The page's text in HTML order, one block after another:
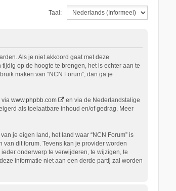
e
Taal:
Als je niet akkoord gaat met deze
op de hoogte te brengen, het is echter aan te
maken van “NCN Forum”, dan ga je
via www.phpbb.com
en via de Nederlandstalige
als toelaatbare inhoud en/of gedrag. Meer
je eigen land, het land waar “NCN Forum” is
dit forum. Tevens kan je provider worden
onderwerp te verwijderen, te wijzigen, te
informatie niet aan een derde partij zal worden